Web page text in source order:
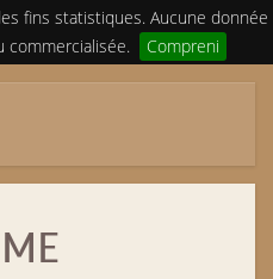
fins statistiques. Aucune donnée
commercialisée.
Compreni